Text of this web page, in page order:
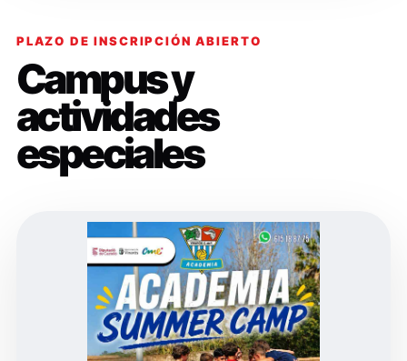
PLAZO DE INSCRIPCIÓN ABIERTO
Campus y
actividades
especiales